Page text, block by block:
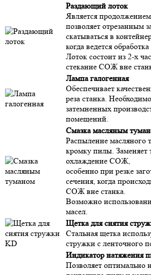
Раздающий лоток​
Является
позволяет отрезанным
скатываться в
когда ведется
Лоток состоит из 2-х
стекание СОЖ вне
Лампа галогенная​
Обеспечивает
реза станка.
затемненных
помещений.
Смазка масляным
Распыление
кромку пилы. Заменяет
охлаждение СОЖ,
особенно при резке
сечения, когда
СОЖ вне станка.
Возможно
масел.
Щетка для снятия
Стальная щетка
стружки с ленточного
Индикатор натяжения
Позволяет оптимально